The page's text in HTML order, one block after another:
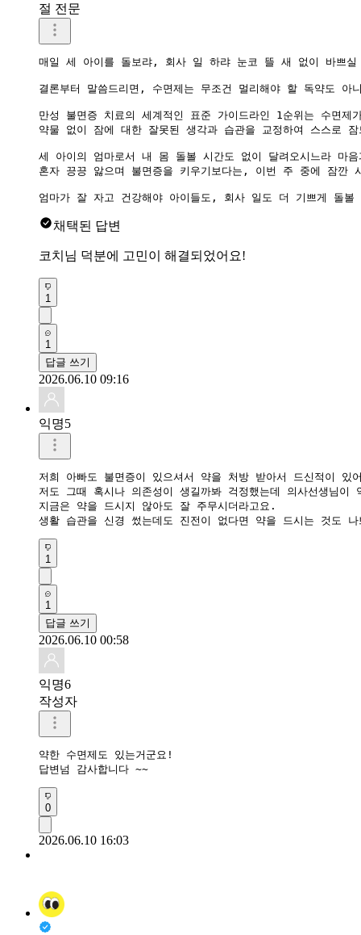
절 전문
매일 세 아이를 돌보랴, 회사 일 하랴 눈코 뜰 새 없이 바쁘실
결론부터 말씀드리면, 수면제는 무조건 멀리해야 할 독약도
만성 불면증 치료의 세계적인 표준 가이드라인 1순위는 수면
약물 없이 잠에 대한 잘못된 생각과 습관을 교정하여 스스로
세 아이의 엄마로서 내 몸 돌볼 시간도 없이 달려오시느라 마
혼자 끙끙 앓으며 불면증을 키우기보다는, 이번 주 중에 잠깐
엄마가 잘 자고 건강해야 아이들도, 회사 일도 더 기쁘게 돌
채택된 답변
코치님 덕분에 고민이 해결되었어요!
1
1
답글 쓰기
2026.06.10 09:16
익명5
저희 아빠도 불면증이 있으셔서 약을 처방 받아서 드신적이 있
저도 그때 혹시나 의존성이 생길까봐 걱정했는데 의사선생님
지금은 약을 드시지 않아도 잘 주무시더라고요.
생활 습관을 신경 썼는데도 진전이 없다면 약을 드시는 것도
1
1
답글 쓰기
2026.06.10 00:58
익명6
작성자
약한 수면제도 있는거군요!
답변넘 감사합니다 ~~
0
2026.06.10 16:03